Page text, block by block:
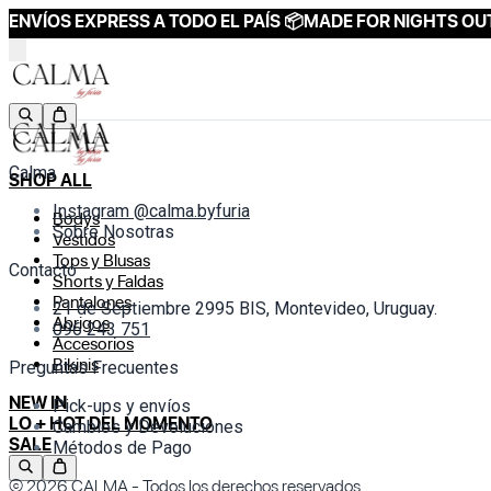
ENVÍOS EXPRESS A TODO EL PAÍS 📦MADE FOR NIGHTS
SHOP ALL
Bodys
Vestidos
Tops y Blusas
Shorts y Faldas
Pantalones
Abrigos
Accesorios
Bikinis
NEW IN
LO + HOT DEL MOMENTO
SALE
Calma
Instagram @calma.byfuria
Sobre Nosotras
Contacto
21 de Septiembre 2995 BIS, Montevideo, Uruguay.
096 243 751
Preguntas Frecuentes
Pick-ups y envíos
Cambios y Devoluciones
Métodos de Pago
© 2026CALMA- Todos los derechos reservados.